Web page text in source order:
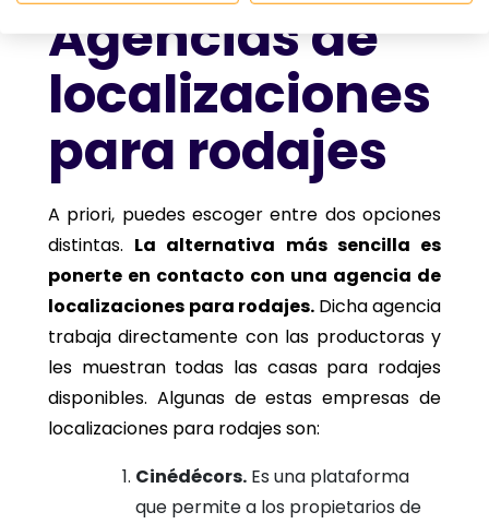
Agencias de
localizaciones
para rodajes
A priori, puedes escoger entre dos opciones
distintas. La alternativa más sencilla es
ponerte en contacto con una agencia de
localizaciones para rodajes. Dicha agencia
trabaja directamente con las productoras y
les muestran todas las casas para rodajes
disponibles. Algunas de estas empresas de
localizaciones para rodajes son:
Cinédécors. Es una plataforma
que permite a los propietarios de